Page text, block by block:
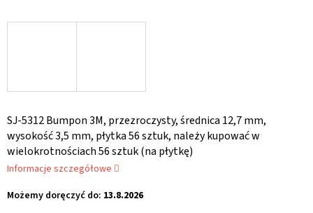
Możemy doręczyć do: 13.8.2026
SJ-5312 Bumpon 3M, przezroczysty, średnica 12,7 mm,
wysokość 3,5 mm, płytka 56 sztuk, należy kupować w
wielokrotnościach 56 sztuk (na płytkę)
Informacje szczegółowe